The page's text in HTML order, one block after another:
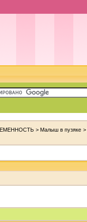
> Малыш в пузяке >